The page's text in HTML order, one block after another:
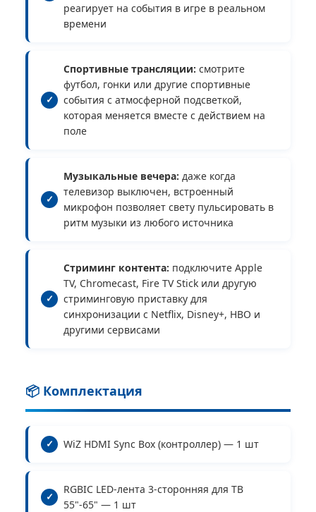
реагирует на события в игре в реальном
времени
Спортивные трансляции: смотрите
футбол, гонки или другие спортивные
события с атмосферной подсветкой,
которая меняется вместе с действием на
поле
Музыкальные вечера: даже когда
телевизор выключен, встроенный
микрофон позволяет свету пульсировать в
ритм музыки из любого источника
Стриминг контента: подключите Apple
TV, Chromecast, Fire TV Stick или другую
стриминговую приставку для
синхронизации с Netflix, Disney+, HBO и
другими сервисами
📦 Комплектация
WiZ HDMI Sync Box (контроллер) — 1 шт
RGBIC LED-лента 3-сторонняя для ТВ
55"-65" — 1 шт